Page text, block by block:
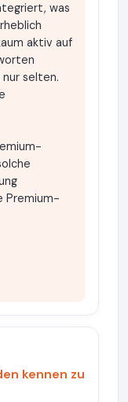
was
aktiv auf
selten.
Premium-
kennen zu